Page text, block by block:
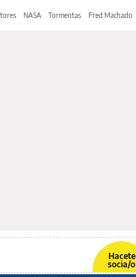
NASA Tormentas Fred Machado
Hacete
socia/o